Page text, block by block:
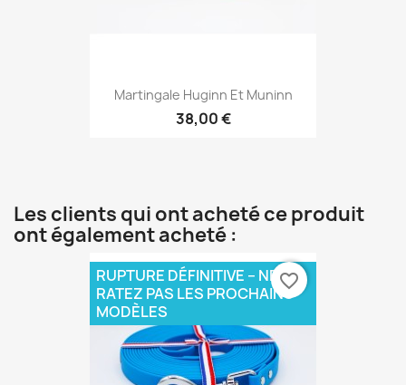
Martingale Huginn Et Muninn
38,00 €
Les clients qui ont acheté ce produit
ont également acheté :
RUPTURE DÉFINITIVE – NE
RATEZ PAS LES PROCHAINS
MODÈLES
favorite_border